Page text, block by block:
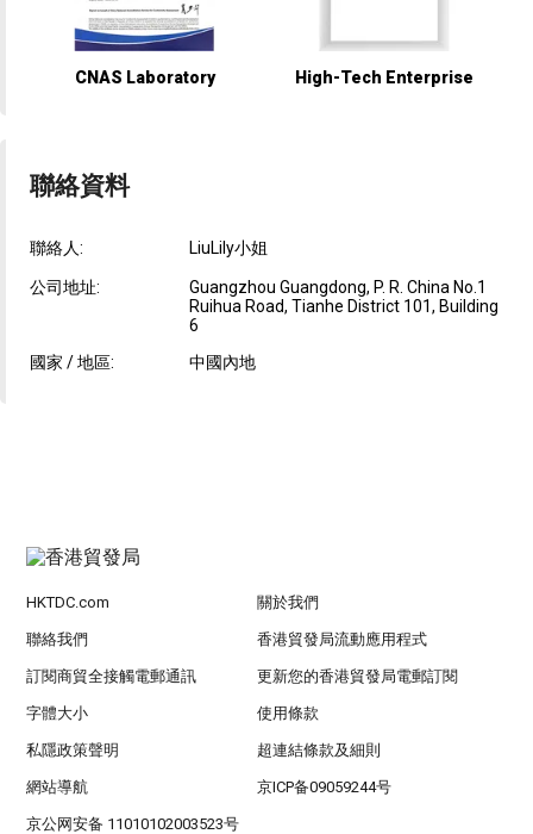
CNAS Laboratory High-Tech Enterprise
聯絡資料
聯絡人: LiuLily小姐
公司地址:
Guangzhou Guangdong, P. R. China No.1
Ruihua Road, Tianhe District 101, Building
6
國家 / 地區:
中國內地
HKTDC.com 關於我們
聯絡我們 香港貿發局流動應用程式
訂閱商貿全接觸電郵通訊 更新您的香港貿發局電郵訂閱
字體大小 使用條款
私隱政策聲明 超連結條款及細則
網站導航 京ICP备09059244号
京公网安备 11010102003523号